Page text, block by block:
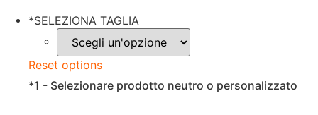
originale
era:
€31.70.
attuale
è:
€23.79.
*SELEZIONA TAGLIA
Reset options
*1 - Selezionare prodotto neutro o personalizzato